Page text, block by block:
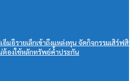
อ็มอีรายเล็กเข้าถึงแหล่งทุน จัดกิจกรรมเสิร์ฟสิน
ต้องใช้หลักทรัพย์ค้ำประกัน